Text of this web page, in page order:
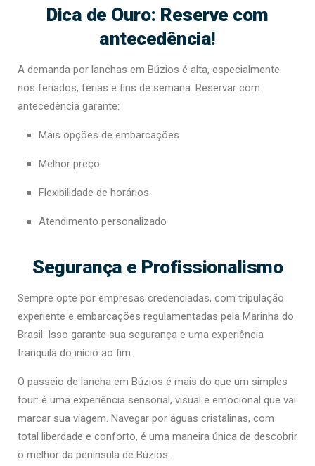
Dica de Ouro: Reserve com
antecedência!
A demanda por lanchas em Búzios é alta, especialmente
nos feriados, férias e fins de semana. Reservar com
antecedência garante:
Mais opções de embarcações
Melhor preço
Flexibilidade de horários
Atendimento personalizado
Segurança e Profissionalismo
Sempre opte por empresas credenciadas, com tripulação
experiente e embarcações regulamentadas pela Marinha do
Brasil. Isso garante sua segurança e uma experiência
tranquila do início ao fim.
O passeio de lancha em Búzios é mais do que um simples
tour: é uma experiência sensorial, visual e emocional que vai
marcar sua viagem. Navegar por águas cristalinas, com
total liberdade e conforto, é uma maneira única de descobrir
o melhor da península de Búzios.